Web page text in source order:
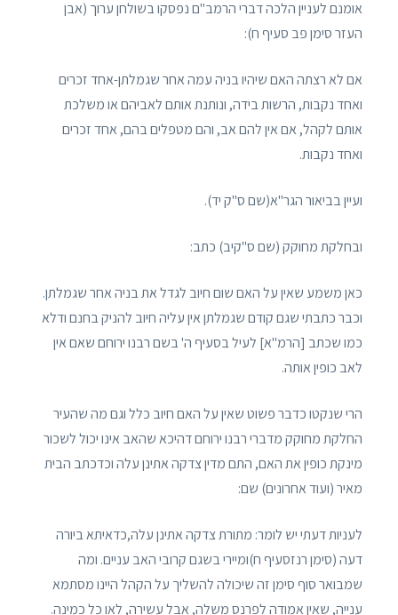
אומנם לעניין הלכה דברי הרמב"ם נפסקו בשולחן ערוך (אבן
העזר סימן פב סעיף ח):
אם לא רצתה האם שיהיו בניה עמה אחר שגמלתן-אחד זכרים
ואחד נקבות, הרשות בידה, ונותנת אותם לאביהם או משלכת
אותם לקהל, אם אין להם אב, והם מטפלים בהם, אחד זכרים
ואחד נקבות.
ועיין בביאור הגר"א(שם ס"ק יד).
ובחלקת מחוקק (שם ס"קיב) כתב:
כאן משמע שאין על האם שום חיוב לגדל את בניה אחר שגמלתן.
וכבר כתבתי שגם קודם שגמלתן אין עליה חיוב להניק בחנם ודלא
כמו שכתב [הרמ"א] לעיל בסעיף ה' בשם רבנו ירוחם שאם אין
לאב כופין אותה.
הרי שנקטו כדבר פשוט שאין על האם חיוב כלל וגם מה שהעיר
החלקת מחוקק מדברי רבנו ירוחם דהיכא שהאב אינו יכול לשכור
מינקת כופין את האם, התם מדין צדקה אתינן עלה וכדכתב הבית
מאיר (ועוד אחרונים) שם:
לעניות דעתי יש לומר: מתורת צדקה אתינן עלה,כדאיתא ביורה
דעה (סימן רנזסעיף ח)ומיירי בשגם קרובי האב עניים. ומה
שמבואר סוף סימן זה שיכולה להשליך על הקהל היינו מסתמא
ענייה, שאין אמודה לפרנס משלה, אבל עשירה, לאו כל כמינה.